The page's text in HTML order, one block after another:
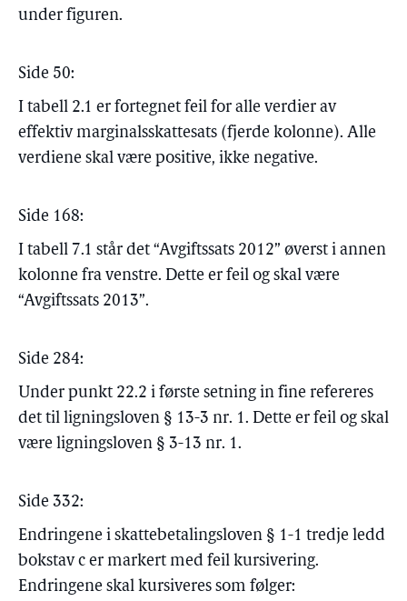
under figuren.
Side 50:
I tabell 2.1 er fortegnet feil for alle verdier av
effektiv marginalsskattesats (fjerde kolonne). Alle
verdiene skal være positive, ikke negative.
Side 168:
I tabell 7.1 står det “Avgiftssats 2012” øverst i annen
kolonne fra venstre. Dette er feil og skal være
“Avgiftssats 2013”.
Side 284:
Under punkt 22.2 i første setning in fine refereres
det til ligningsloven § 13-3 nr. 1. Dette er feil og skal
være ligningsloven § 3-13 nr. 1.
Side 332:
Endringene i skattebetalingsloven § 1-1 tredje ledd
bokstav c er markert med feil kursivering.
Endringene skal kursiveres som følger: